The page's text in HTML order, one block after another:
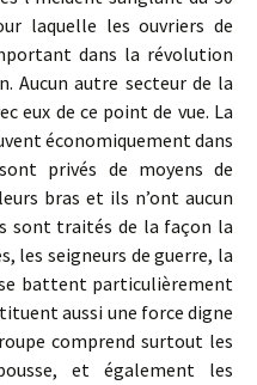
laquelle les ouvriers de
dans la révolution
Aucun autre secteur de la
eux de ce point de vue. La
économiquement dans
privés de moyens de
bras et ils n’ont aucun
sont traités de la façon la
les seigneurs de guerre, la
battent particulièrement
aussi une force digne
comprend surtout les
et également les